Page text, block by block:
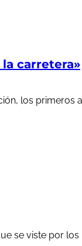
la carretera»
los primeros
se viste por los